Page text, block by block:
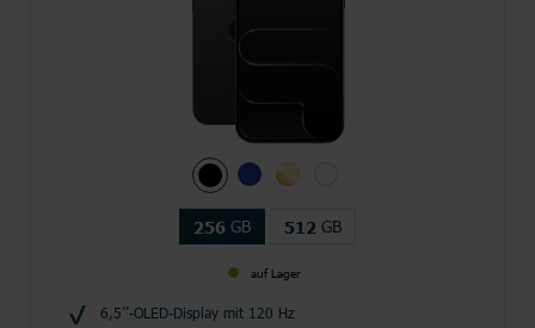
256 GB 512 GB
auf Lager
6,5’’-OLED-Display mit 120 Hz